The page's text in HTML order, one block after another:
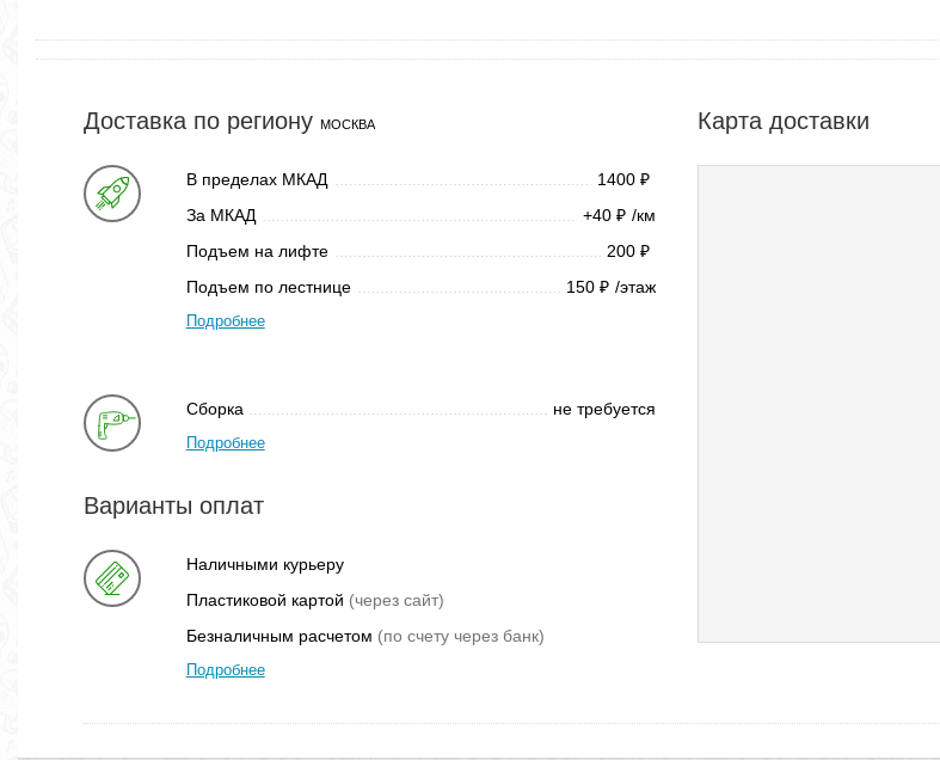
Доставка по региону МОСКВА
В пределах МКАД 1400 ₽
За МКАД +40 ₽ /км
Подъем на лифте
200 ₽
Подъем по лестнице 150 ₽ /этаж
Подробнее
Сборка не требуется
Подробнее
Варианты оплат
Наличными курьеру
Пластиковой картой (через сайт)
Безналичным расчетом (по счету через банк)
Подробнее
Карта доставки